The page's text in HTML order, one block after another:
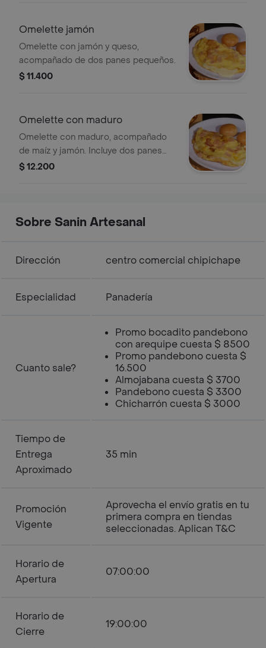
Omelette jamón
Omelette con jamón y queso,
acompañado de dos panes pequeños.
$ 11.400
Omelette con maduro
Omelette con maduro, acompañado
de maíz y jamón. Incluye dos panes
pequeños.
$ 12.200
Sobre Sanin Artesanal
Dirección centro comercial chipichape
Especialidad Panadería
Cuanto sale?
Promo bocadito pandebono
con arequipe cuesta $ 8500
Promo pandebono cuesta $
16.500
Almojabana cuesta $ 3700
Pandebono cuesta $ 3300
Chicharrón cuesta $ 3000
Tiempo de
Entrega
Aproximado
35 min
Promoción
Vigente
Aprovecha el envío gratis en tu
primera compra en tiendas
seleccionadas. Aplican T&C
Horario de
Apertura
07:00:00
Horario de
Cierre
19:00:00